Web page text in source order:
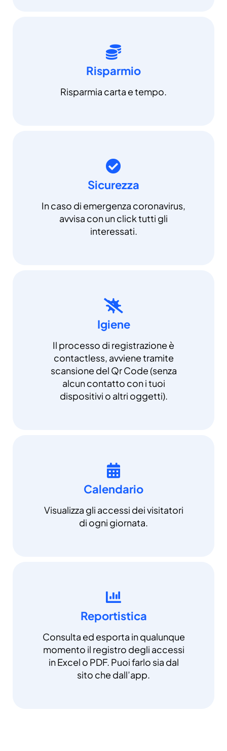
Risparmio
Risparmia carta e tempo.
Sicurezza
In caso di emergenza coronavirus,
avvisa con un click tutti gli
interessati.
Igiene
Il processo di registrazione è
contactless, avviene tramite
scansione del Qr Code (senza
alcun contatto con i tuoi
dispositivi o altri oggetti).
Calendario
Visualizza gli accessi dei visitatori
di ogni giornata.
Reportistica
Consulta ed esporta in qualunque
momento il registro degli accessi
in Excel o PDF. Puoi farlo sia dal
sito che dall’app.